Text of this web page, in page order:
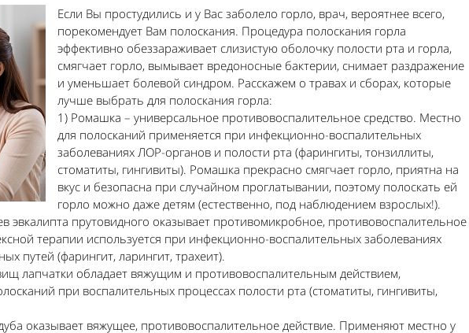
Если Вы простудились и у Вас заболело горло, врач, вероятнее всего,
порекомендует Вам полоскания. Процедура полоскания горла
эффективно обеззараживает слизистую оболочку полости рта и горла,
смягчает горло, вымывает вредоносные бактерии, снимает раздражение
и уменьшает болевой синдром. Расскажем о травах и сборах, которые
лучше выбрать для полоскания горла:
1) Ромашка – универсальное противовоспалительное средство. Местно
для полосканий применяется при инфекционно-воспалительных
заболеваниях ЛОР-органов и полости рта (фарингиты, тонзиллиты,
стоматиты, гингивиты). Ромашка прекрасно смягчает горло, приятна на
вкус и безопасна при случайном проглатывании, поэтому полоскать ей
горло можно даже детям (естественно, под наблюдением взрослых!).
эвкалипта прутовидного оказывает противомикробное, противовоспалительное
терапии используется при инфекционно-воспалительных заболеваниях
путей (фарингит, ларингит, трахеит).
лапчатки обладает вяжущим и противовоспалительным действием,
при воспалительных процессах полости рта (стоматиты, гингивиты,
оказывает вяжущее, противовоспалительное действие. Применяют местно у